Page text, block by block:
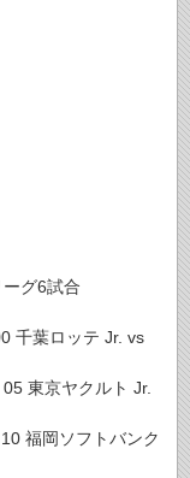
グ6試合
千葉ロッテ Jr. vs
東京ヤクルト Jr.
福岡ソフトバンク